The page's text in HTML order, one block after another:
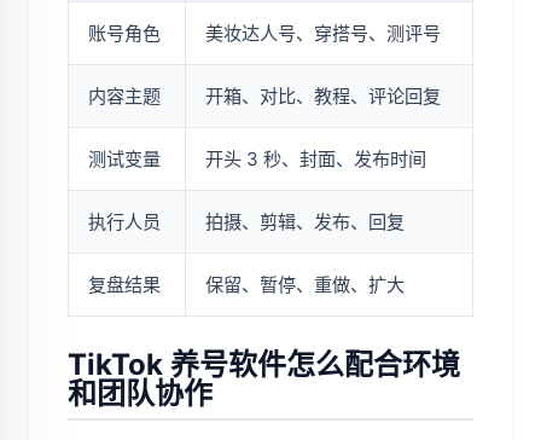
账号角色 美妆达人号、穿搭号、测评号
内容主题 开箱、对比、教程、评论回复
测试变量 开头 3 秒、封面、发布时间
执行人员 拍摄、剪辑、发布、回复
复盘结果 保留、暂停、重做、扩大
TikTok 养号软件怎么配合环境
和团队协作